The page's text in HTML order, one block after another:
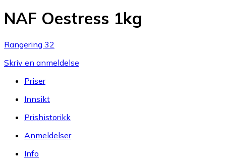
NAF Oestress 1kg
Rangering 32
Skriv en anmeldelse
Priser
Innsikt
Prishistorikk
Anmeldelser
Info